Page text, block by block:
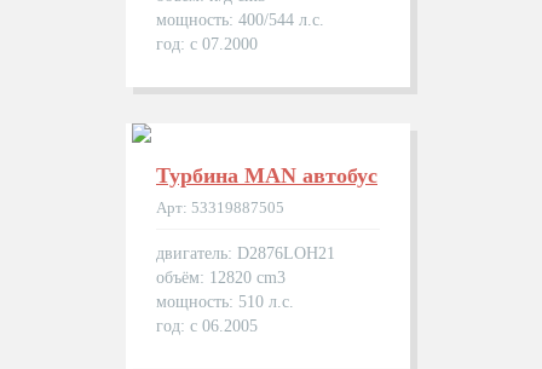
мощность: 400/544 л.с.
год: с 07.2000
Турбина MAN автобуc
Арт: 53319887505
двигатель: D2876LOH21
объём: 12820 cm3
мощность: 510 л.с.
год: с 06.2005